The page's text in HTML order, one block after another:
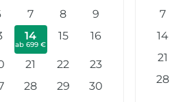
7 8
9
14
ab 699 €
15 16
21 22
23
28 29
30
7
14
21
28